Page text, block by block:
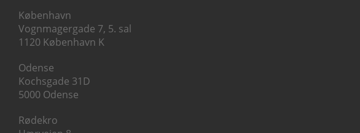
København
Vognmagergade 7, 5. sal
1120 København K
Odense
Kochsgade 31D
5000 Odense
Rødekro